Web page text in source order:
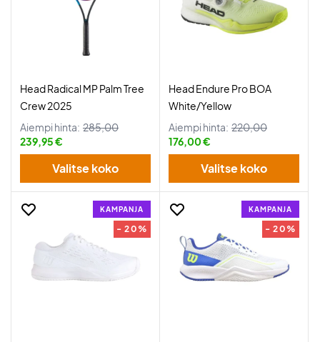
Head Radical MP Palm Tree
Crew 2025
Aiempi hinta: 285,00
239,95 €
Valitse koko
Head Endure Pro BOA
White/Yellow
Aiempi hinta: 220,00
176,00 €
Valitse koko
KAMPANJA
- 20%
KAMPANJA
- 20%